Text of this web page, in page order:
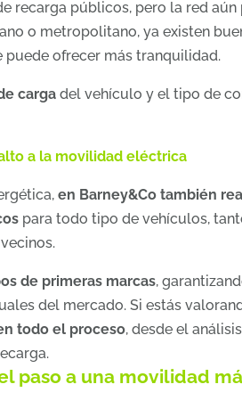
recarga públicos, pero la red
o metropolitano, ya existen
ofrecer más tranquilidad.
carga del vehículo y el tipo de
a la movilidad eléctrica
en Barney&Co también
para todo tipo de vehículos,
de primeras marcas,
del mercado. Si estás
todo el proceso, desde el
paso a una movilidad